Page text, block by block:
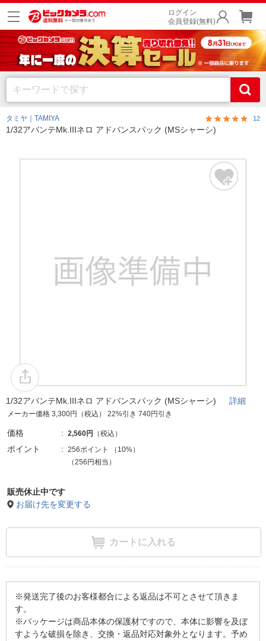
ログイン
会員登録(無料)
タミヤ｜TAMIYA 12
1/32アバンテMk.IIIネロ アドバンスパック (MSシャーシ)
1/32アバンテMk.IIIネロ アドバンスパック (MSシャーシ) 詳細
メーカー価格 3,300円（税込） 22%引き 740円引き
価格 2,560円 （税込）
ポイント 256ポイント （ 10%）
（256円相当）
販売休止中です
お届け先を変更する
カートに入れる
※発送完了後のお客様都合による返品は不可とさせて頂きま
す。
※パッケージは商品本体の保護材ですので、本体に影響を及ぼ
すような破損を除き、交換・返品対応対象外となります。予め